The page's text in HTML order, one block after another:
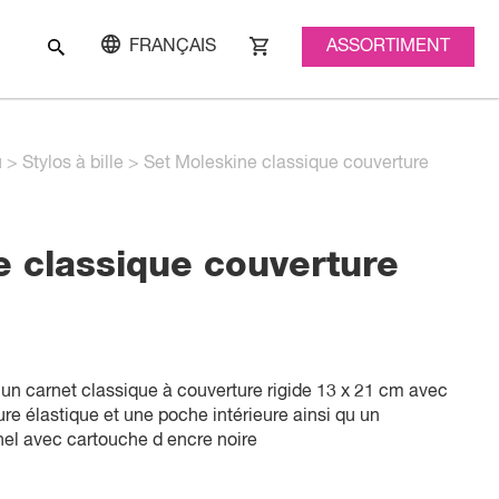
FRANÇAIS ASSORTIMENT
> Stylos à bille > Set Moleskine classique couverture
classique couverture
carnet classique à couverture rigide 13 x 21 cm avec
élastique et une poche intérieure ainsi qu un
avec cartouche d encre noire